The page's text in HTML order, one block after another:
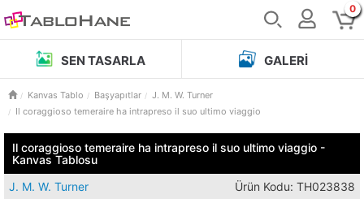
0
SEN TASARLA GALERI
Kanvas Tablo Başyapıtlar
J. M. W. Turner
Il coraggioso temeraire ha intrapreso il suo ultimo viaggio
Il coraggioso temeraire ha intrapreso il suo ultimo viaggio -
Kanvas Tablosu
J. M. W. Turner
Ürün Kodu: TH023838